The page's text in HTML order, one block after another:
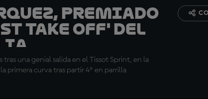
premiado
Take Off' del
tras una genial salida en el Tissot Sprint, en la
primera curva tras partir 4º en parrilla